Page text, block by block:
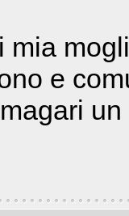
mia
e